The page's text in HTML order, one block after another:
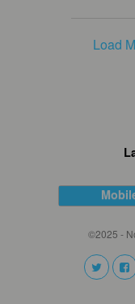
Load
©2025 -